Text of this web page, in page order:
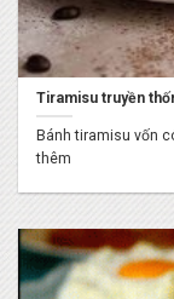
Tiramisu truyền
Bánh tiramisu vốn
thêm